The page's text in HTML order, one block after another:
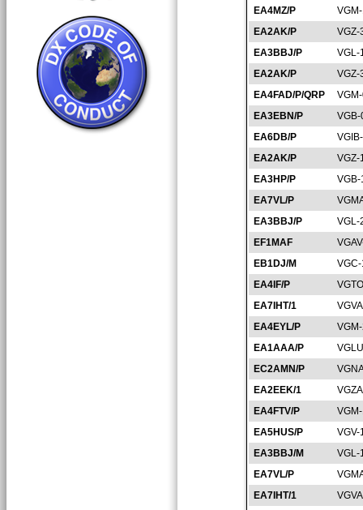
EA4MZ/P
EA2AK/P
VGZ-
EA3BBJ/P
VGL-
EA2AK/P
VGZ-
EA4FAD/P/QRP
EA3EBN/P
EA6DB/P
EA2AK/P
VGZ-
EA3HP/P
VGB-
EA7VL/P
EA3BBJ/P
VGL-
EF1MAF
EB1DJ/M
EA4IF/P
EA7IHT/1
EA4EYL/P
EA1AAA/P
EC2AMN/P
EA2EEK/1
EA4FTV/P
EA5HUS/P
VGV-
EA3BBJ/M
VGL-
EA7VL/P
EA7IHT/1